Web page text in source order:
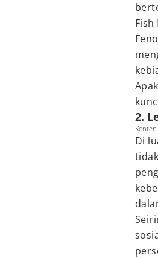
Fish
2.
Konten
Di